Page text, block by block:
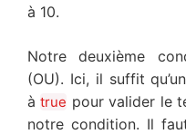
à 10.
Notre deuxième
(OU). Ici, il suffit
àtrue pour valider le
notre condition. Il